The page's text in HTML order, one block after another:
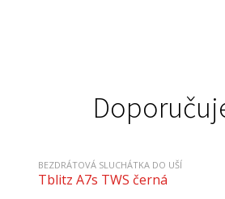
BEZDRÁTOVÁ SLUCHÁTKA DO UŠÍ
Tblitz A7s TWS černá